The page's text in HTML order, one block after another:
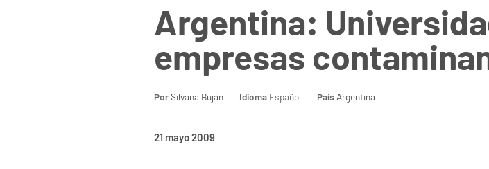
Argentina:
empresas
PorSilvana Buján Idioma Español País Argentina
21 mayo 2009